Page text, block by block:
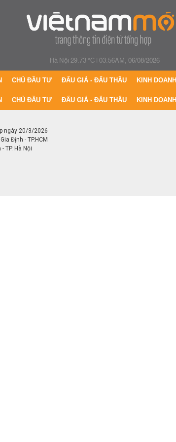
Hà Nội 29.73 °C|03:56AM, 06/08/2026
CHỦ ĐẦU TƯ ĐẤU GIÁ - ĐẤU THẦU KINH DOANH
CHỦ ĐẦU TƯ ĐẤU GIÁ - ĐẤU THẦU KINH DOANH
ngày 20/3/2026
Định - TP.HCM
TP. Hà Nội